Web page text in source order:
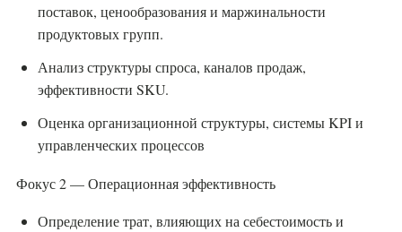
поставок, ценообразования и маржинальности
продуктовых групп.
Анализ структуры спроса, каналов продаж,
эффективности SKU.
Оценка организационной структуры, системы KPI и
управленческих процессов
Фокус 2 — Операционная эффективность
Определение трат, влияющих на себестоимость и